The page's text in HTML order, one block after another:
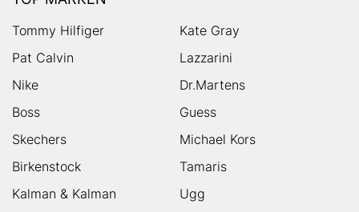
Tommy Hilfiger
Kate Gray
Pat Calvin
Lazzarini
Nike
Dr.Martens
Boss
Guess
Skechers
Michael Kors
Birkenstock
Tamaris
Kalman & Kalman
Ugg